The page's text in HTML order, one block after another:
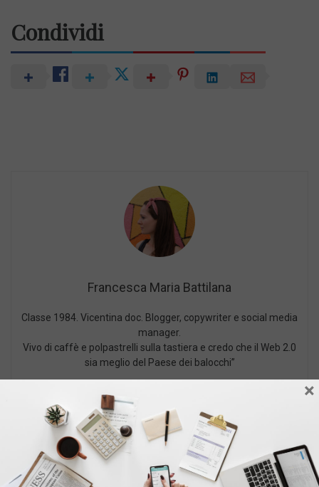
Condividi
Francesca Maria Battilana
Classe 1984. Vicentina doc. Blogger, copywriter e social media
manager.
Vivo di caffè e polpastrelli sulla tastiera e credo che il Web 2.0
sia meglio del Paese dei balocchi”
PUBBLICATO IN: LAVORO
TAGGED : CARRIERA, COLLEGHI DI LAVORO, LAVORO
IN UFFICIO
×